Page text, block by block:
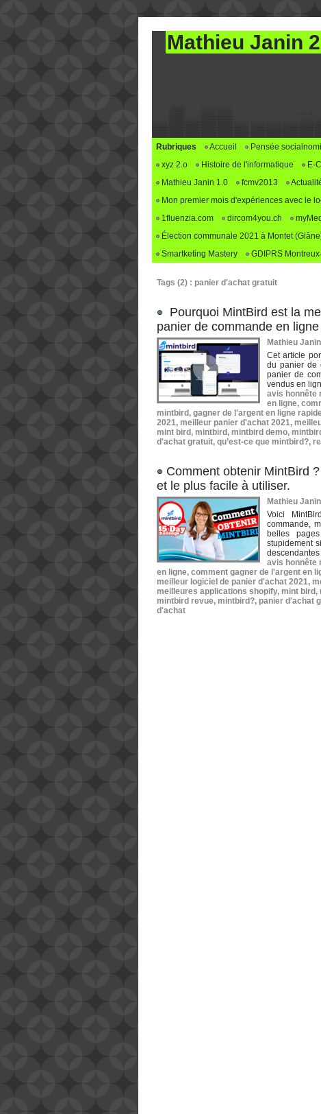
Mathieu Janin
Rubriques Accueil Pensée
xyz 2.o
Histoire de l'informatique E-
Mathieu Janin 1.0
fcmv2013
Mon premier mois d'expériences avec le
1fluenzia.com
dircom4you.ch
Élection communale 2021 à Montet
Smartketing Mastery
GDIPRS
Tags (2) : panier d'achat gratuit
Pourquoi MintBird est la
panier de commande en
Mathieu
Cet article
du panier de
panier de
vendus en
avis honnête
en ligne,
mintbird , gagner de l'argent en ligne
2021, meilleur panier d'achat 2021,
mint bird , mintbird , mintbird demo,
d'achat gratuit, qu’est-ce que mintbird?,
​Comment obtenir MintBird
et le plus facile à utiliser.
Mathieu
Voici
commande,
belles
stupidement
descendantes
avis honnête
en ligne, comment gagner de l'argent en
meilleur logiciel de panier d'achat 2021,
meilleures applications shopify, mint bird ,
mintbird revue, mintbird?, panier d'achat
d'achat